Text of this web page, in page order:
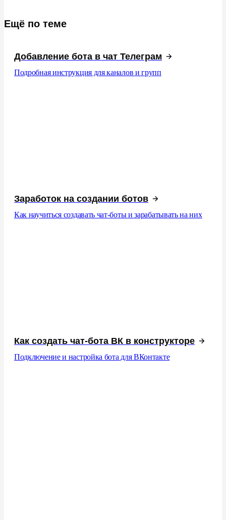
Ещё по теме
Добавление бота в чат Телеграм
Подробная инструкция для каналов и групп
Заработок на создании ботов
Как научиться создавать чат-боты и зарабатывать на них
Как создать чат-бота ВК в конструкторе
Подключение и настройка бота для ВКонтакте